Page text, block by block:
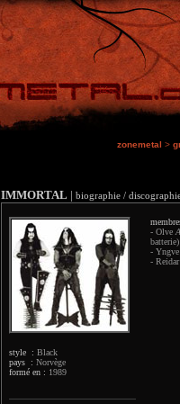
zonemetal >
IMMORTAL | biographie /
style : Black
pays : Norvège
formé en : 1989
- Olve
batterie)
-
- Reidar